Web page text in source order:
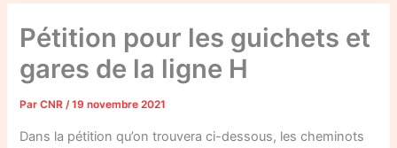
Pétition pour les guichets et
gares de la ligne H
ParCNR/19 novembre 2021
Dans la pétition qu’on trouvera ci-dessous, les cheminots